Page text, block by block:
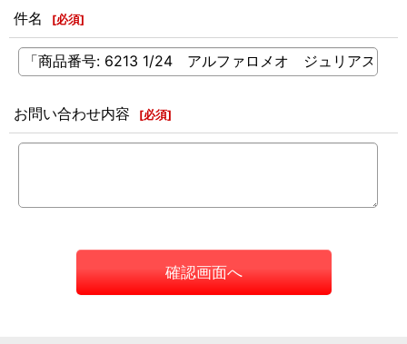
件名 [必須]
お問い合わせ内容 [必須]
確認画面へ